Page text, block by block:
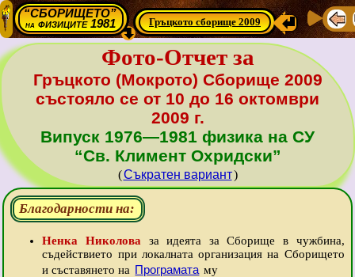
“СБОРИЩЕТО”
нафизиците 1981 Гръцкото сборище 2009
Фото-Отчет за
Гръцкото (Мокрото) Сборище 2009
състояло се от 10 до 16 октомври
2009 г.
Випуск 1976—1981 физика на СУ
“Св. Климент Охридски”
(Съкратен вариант)
Благодарности на:
Ненка Николова за идеята за Сборище в чужбина,
съдействието при локалната организация на Сборището
и съставянето на Програмата му